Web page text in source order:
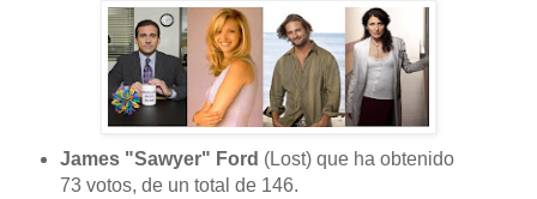
James "Sawyer" Ford (Lost) que ha obtenido
73 votos, de un total de 146.